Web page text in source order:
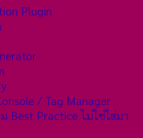
Plugin
/ Tag Manager
Best Practice ไม่ใช่ใส่มา